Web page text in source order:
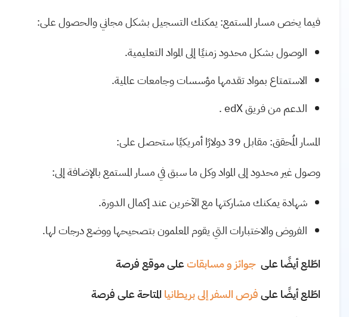
فيما يخص مسار المستمع: يمكنك التسجيل بشكل مجاني والحصول على:
الوصول بشكل محدود زمنيًا إلى المواد التعليمية.
الاستمتاع بمواد تقدمها مؤسسات وجامعات عالمية.
الدعم من فريقedX
.
المسار المُحقق: مقابل 39 دولارًا أمريكيًا ستحصل على
:
وصول غير محدود إلى المواد وكل ما سبق في مسار المستمع بالإضافة إلى:
شهادة يمكنك مشاركتها مع الآخرين عند إكمال الدورة.
الفروض والاختبارات التي يقوم المعلمون بتصحيحها ووضع درجات لها.
اطّلع أيضًا على جوائز و مسابقاتعلى موقع فرصة
اطّلع أيضًا علىفرص السفر إلى بريطانيا المتاحة على فرصة